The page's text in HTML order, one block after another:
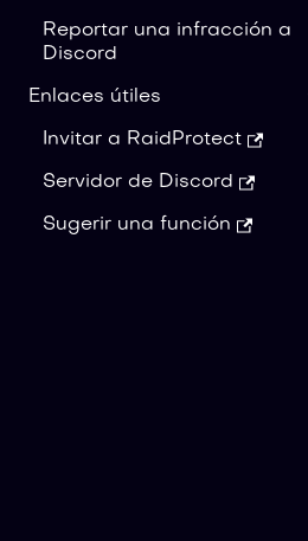
Reportar una infracción a
Discord
Enlaces útiles
Invitar a RaidProtect
Servidor de Discord
Sugerir una función